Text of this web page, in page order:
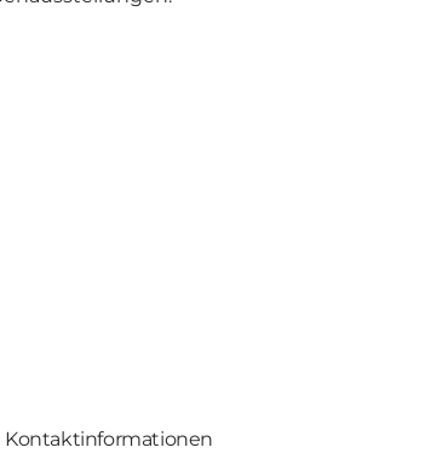
Kontaktinformationen